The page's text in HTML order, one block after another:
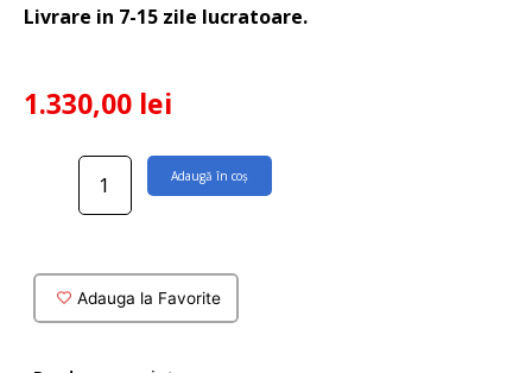
Livrare in 7-15 zile lucratoare.
1.330,00 lei
Cantitate
parte
culisanta
Adaugă în coș
Adauga la Favorite